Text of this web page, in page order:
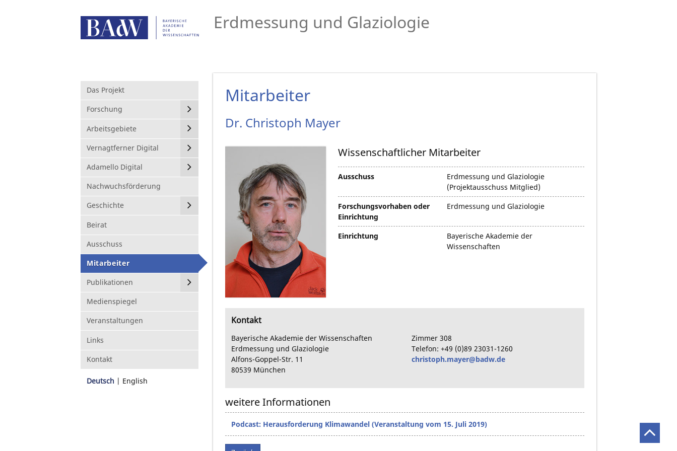
Erdmessung und Glaziologie
Das Projekt
Forschung
Arbeitsgebiete
Vernagtferner Digital
Adamello Digital
Nachwuchsförderung
Geschichte
Beirat
Ausschuss
Mitarbeiter
Publikationen
Medienspiegel
Veranstaltungen
Links
Kontakt
Deutsch English
Mitarbeiter
Dr. Christoph Mayer
Wissenschaftlicher Mitarbeiter
Ausschuss
Erdmessung und Glaziologie
(Projektausschuss Mitglied)
Forschungsvorhaben oder
Einrichtung
Erdmessung und Glaziologie
Einrichtung
Bayerische Akademie der
Wissenschaften
Kontakt
Bayerische Akademie der Wissenschaften
Erdmessung und Glaziologie
Alfons-Goppel-Str. 11
80539 München
Zimmer 308
Telefon: +49 (0)89 23031-1260
christoph.mayer@badw.de
weitere Informationen
Podcast: Herausforderung Klimawandel (Veranstaltung vom 15. Juli 2019)